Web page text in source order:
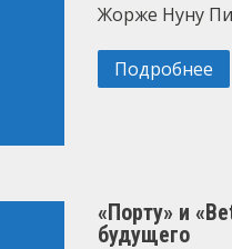
Жорже Нуну
Подробнее
«Порту» и
будущего